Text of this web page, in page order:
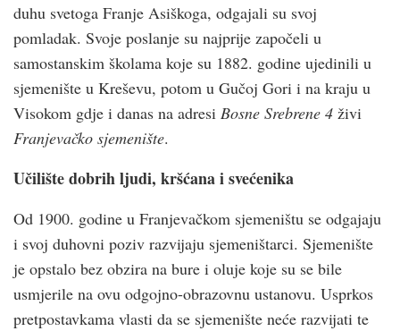
duhu svetoga Franje Asiškoga, odgajali su svoj
pomladak. Svoje poslanje su najprije započeli u
samostanskim školama koje su 1882. godine ujedinili u
sjemenište u Kreševu, potom u Gučoj Gori i na kraju u
Visokom gdje i danas na adresi Bosne Srebrene 4 živi
Franjevačko sjemenište.
Učilište dobrih ljudi, kršćana i svećenika
Od 1900. godine u Franjevačkom sjemeništu se odgajaju
i svoj duhovni poziv razvijaju sjemeništarci. Sjemenište
je opstalo bez obzira na bure i oluje koje su se bile
usmjerile na ovu odgojno-obrazovnu ustanovu. Usprkos
pretpostavkama vlasti da se sjemenište neće razvijati te